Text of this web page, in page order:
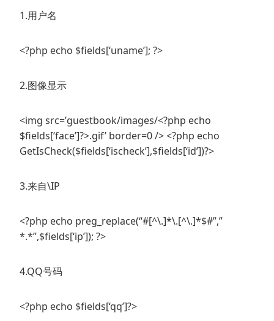
1.用户名
<?php echo $fields[‘uname’]; ?>
2.图像显示
<img src=’guestbook/images/<?php echo
$fields[‘face’]?>.gif’ border=0 /> <?php echo
GetIsCheck($fields[‘ischeck’],$fields[‘id’])?>
3.来自\IP
<?php echo preg_replace(“#[^\.]*\.[^\.]*$#”,”
*.*”,$fields[‘ip’]); ?>
4.QQ号码
<?php echo $fields[‘qq’]?>